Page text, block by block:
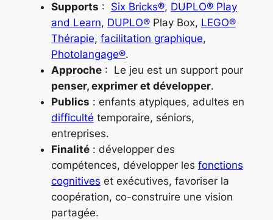
Supports : Six Bricks®, DUPLO® Play
and Learn, DUPLO®Play Box, LEGO®
Thérapie, facilitation graphique,
Photolangage®.
Approche: Le jeu est un support pour
penser, exprimer et développer.
Publics : enfants atypiques, adultes en
difficulté temporaire, séniors,
entreprises.
Finalité: développer des
compétences, développer les fonctions
cognitives et exécutives, favoriser la
coopération, co-construire une vision
partagée.